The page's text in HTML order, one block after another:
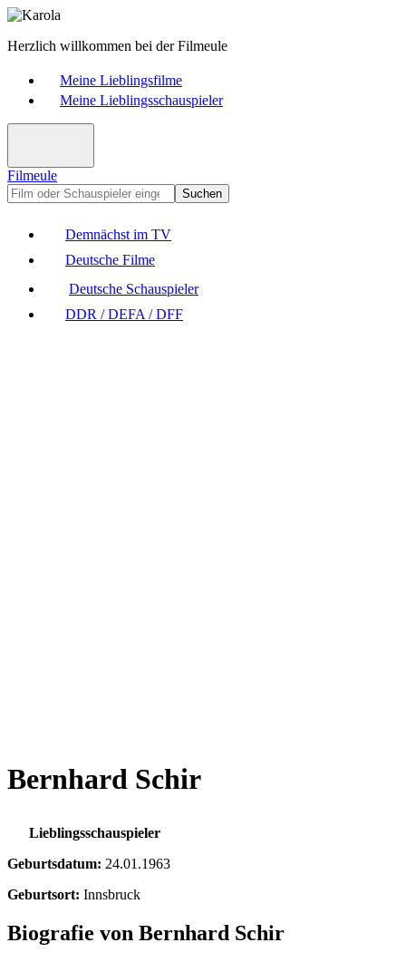
Herzlich willkommen bei der Filmeule
Meine Lieblingsfilme
Meine Lieblingsschauspieler
Filmeule
Suchen
Demnächst im TV
Deutsche Filme
Deutsche Schauspieler
DDR / DEFA / DFF
Bernhard Schir
Lieblingsschauspieler
Geburtsdatum: 24.01.1963
Geburtsort: Innsbruck
Biografie von Bernhard Schir